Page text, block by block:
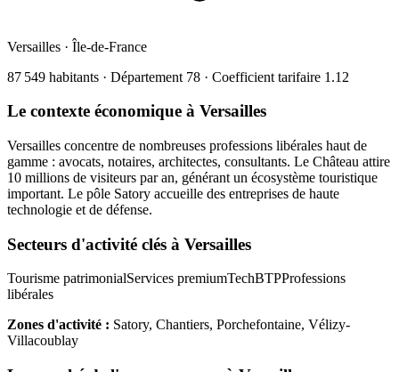
Versailles · Île-de-France
87 549 habitants · Département 78 · Coefficient tarifaire 1.12
Le contexte économique à Versailles
Versailles concentre de nombreuses professions libérales haut de
gamme : avocats, notaires, architectes, consultants. Le Château attire
10 millions de visiteurs par an, générant un écosystème touristique
important. Le pôle Satory accueille des entreprises de haute
technologie et de défense.
Secteurs d'activité clés à Versailles
Tourisme patrimonialServices premiumTechBTPProfessions
libérales
Zones d'activité : Satory, Chantiers, Porchefontaine, Vélizy-
Villacoublay